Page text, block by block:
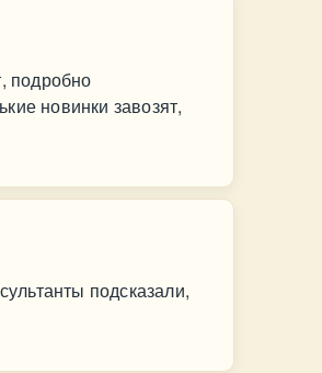
подробно
новинки завозят,
подсказали,